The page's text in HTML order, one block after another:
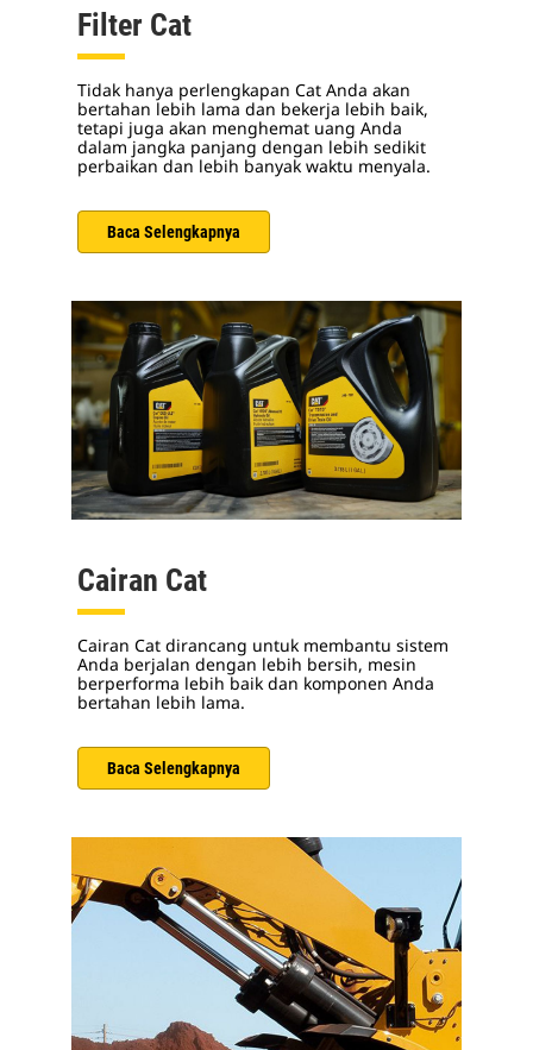
Filter Cat
Tidak hanya perlengkapan Cat Anda akan
bertahan lebih lama dan bekerja lebih baik,
tetapi juga akan menghemat uang Anda
dalam jangka panjang dengan lebih sedikit
perbaikan dan lebih banyak waktu menyala.
Baca Selengkapnya
Cairan Cat
Cairan Cat dirancang untuk membantu sistem
Anda berjalan dengan lebih bersih, mesin
berperforma lebih baik dan komponen Anda
bertahan lebih lama.
Baca Selengkapnya